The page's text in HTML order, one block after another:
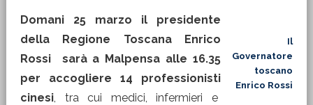
Il
Governatore
toscano
Enrico Rossi
Domani 25 marzo il presidente
della Regione Toscana Enrico
Rossi sarà a Malpensa alle 16.35
per accogliere 14 professionisti
cinesi, tra cui medici, infermieri e